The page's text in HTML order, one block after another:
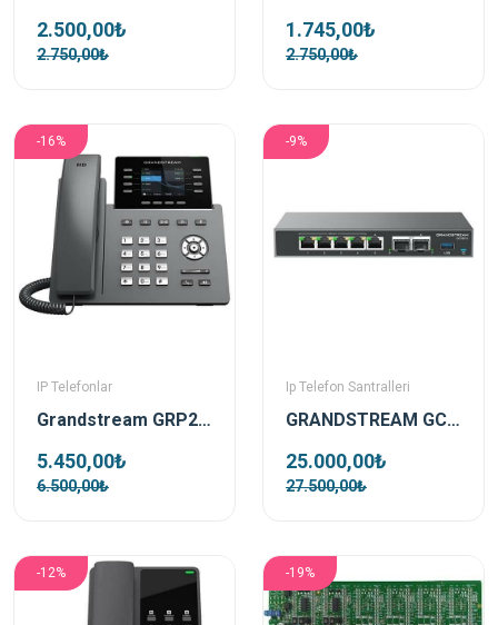
2.500,00₺
2.750,00₺
1.745,00₺
2.750,00₺
-16%
IP Telefonlar
Grandstream GRP2624 Ip Telefon
5.450,00₺
6.500,00₺
-9%
Ip Telefon Santralleri
GRANDSTREAM GCC6010 Telefon Santrali ,Wifi Controller ve Firewall
25.000,00₺
27.500,00₺
-12% -19%